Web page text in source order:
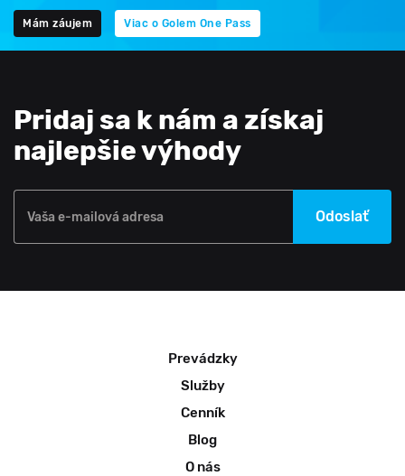
Mám záujem Viac o Golem One Pass
Pridaj sa k nám a získaj
najlepšie výhody
Vaša e-mailová adresa Odoslať
Prevádzky
Služby
Cenník
Blog
O nás